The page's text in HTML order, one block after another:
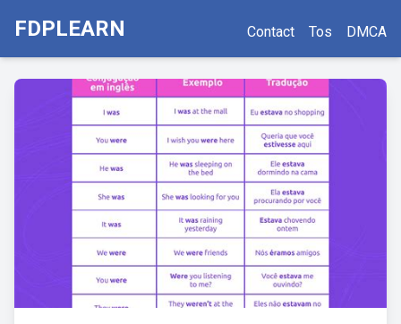
FDPLEARN Contact Tos DMCA